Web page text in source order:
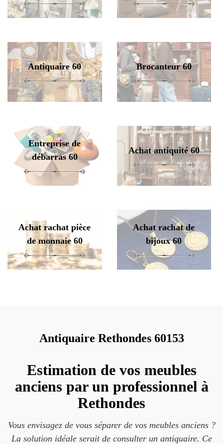
Antiquaire 60 Brocanteur 60
Entreprise de
débarras 60
Achat antiquité 60
Achat rachat pièce
de monnaie 60
Achat rachat de
bijoux 60
Antiquaire Rethondes 60153
Estimation de vos meubles
anciens par un professionnel à
Rethondes
Vous envisagez de vous séparer de vos meubles anciens ?
La solution idéale serait de consulter un antiquaire. Ce